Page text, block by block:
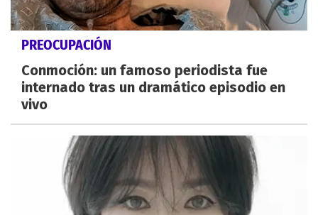
PREOCUPACIÓN
Conmoción: un famoso periodista fue
internado tras un dramático episodio en
vivo